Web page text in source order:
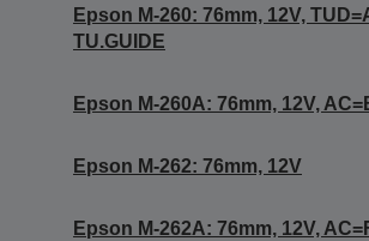
Epson M-260: 76mm, 12V,
TU.GUIDE
Epson M-260A: 76mm, 12V,
Epson M-262: 76mm, 12V
Epson M-262A: 76mm, 12V,